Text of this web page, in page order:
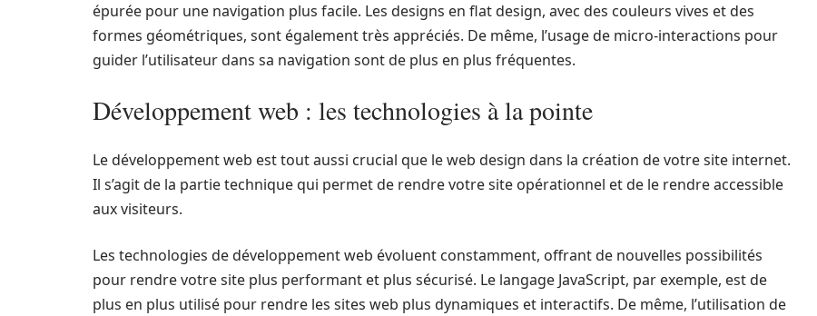
épurée pour une navigation plus facile. Les designs en flat design, avec des couleurs vives et des
formes géométriques, sont également très appréciés. De même, l’usage de micro-interactions pour
guider l’utilisateur dans sa navigation sont de plus en plus fréquentes.
Développement web : les technologies à la pointe
Le développement web est tout aussi crucial que le web design dans la création de votre site internet.
Il s’agit de la partie technique qui permet de rendre votre site opérationnel et de le rendre accessible
aux visiteurs.
Les technologies de développement web évoluent constamment, offrant de nouvelles possibilités
pour rendre votre site plus performant et plus sécurisé. Le langage JavaScript, par exemple, est de
plus en plus utilisé pour rendre les sites web plus dynamiques et interactifs. De même, l’utilisation de